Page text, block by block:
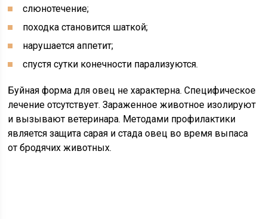
слюнотечение;
походка становится шаткой;
нарушается аппетит;
спустя сутки конечности парализуются.
Буйная форма для овец не характерна. Специфическое
лечение отсутствует. Зараженное животное изолируют
и вызывают ветеринара. Методами профилактики
является защита сарая и стада овец во время выпаса
от бродячих животных.